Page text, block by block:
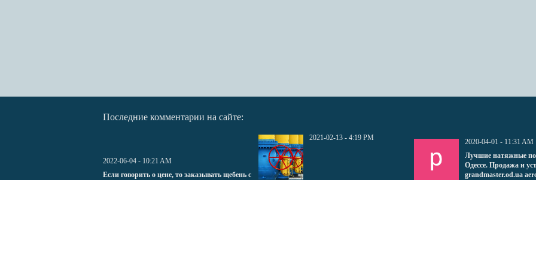
Последние комментарии на сайте:
2022-06-04 - 10:21 AM
Если говорить о цене, то заказывать щебень с
2021-02-13 - 4:19 PM
2020-04-01 - 11:31 AM
Лучшие натяжные
Одессе. Продажа и
grandmaster.od.ua